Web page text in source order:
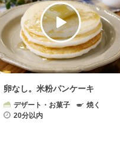
卵なし。米粉パンケーキ
デザート・お菓子
焼く
20分以内